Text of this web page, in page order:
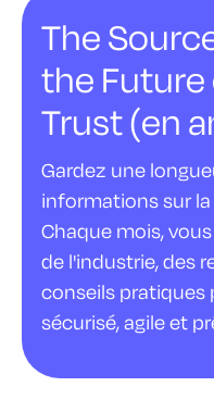
The
the Future
Trust (en
Gardez une
informations sur
Chaque mois,
de l'industrie, des
conseils pratiques
sécurisé, agile et